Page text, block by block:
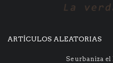
ARTÍCULOS ALEATORIAS
Se urbaniza